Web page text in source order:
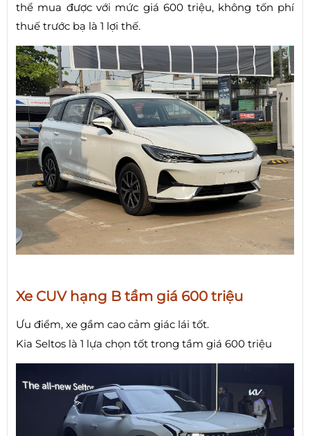
thể mua được với mức giá 600 triệu, không tốn phí
thuế trước bạ là 1 lợi thế.
Xe CUV hạng B tầm giá 600 triệu
Ưu điểm, xe gầm cao cảm giác lái tốt.
Kia Seltos là 1 lựa chọn tốt trong tầm giá 600 triệu